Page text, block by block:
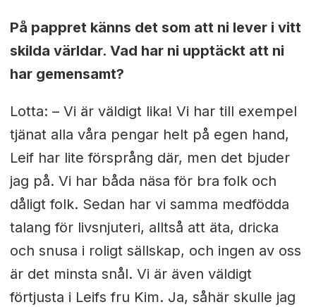
På pappret känns det som att ni lever i vitt
skilda världar. Vad har ni upptäckt att ni
har gemensamt?
Lotta: – Vi är väldigt lika! Vi har till exempel
tjänat alla våra pengar helt på egen hand,
Leif har lite försprång där, men det bjuder
jag på. Vi har båda näsa för bra folk och
dåligt folk. Sedan har vi samma medfödda
talang för livsnjuteri, alltså att äta, dricka
och snusa i roligt sällskap, och ingen av oss
är det minsta snål. Vi är även väldigt
förtjusta i Leifs fru Kim. Ja, såhär skulle jag